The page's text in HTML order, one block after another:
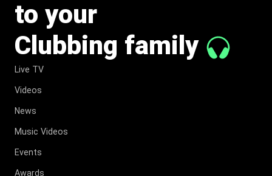
to your
Clubbing family
Live TV
Videos
News
Music Videos
Events
Awards